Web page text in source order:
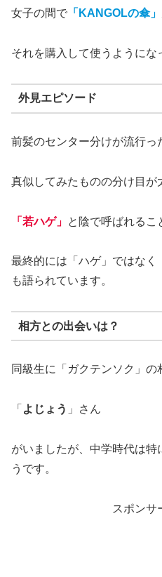
女子の間で 「KANGOLの傘」
それを購入して使うようにな
外見エピソード
前髪のセンター分けが流行っ
真似してみたものの分け目が
「若ハゲ」 と陰で呼ばれるこ
最終的には「ハゲ」ではなく
も語られています。
相方との出会いは？
同級生に「ガクテンソク」の
「 よじょう 」さん
がいましたが、中学時代は特
うです。
スポンサ